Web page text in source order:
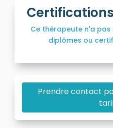
Ce thérapeute n'a pas
diplômes ou
Prendre contact